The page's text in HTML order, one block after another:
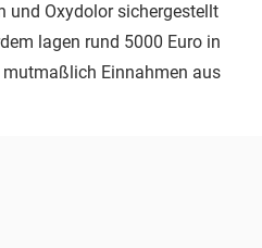
und Oxydolor sichergestellt
lagen rund 5000 Euro in
mutmaßlich Einnahmen aus